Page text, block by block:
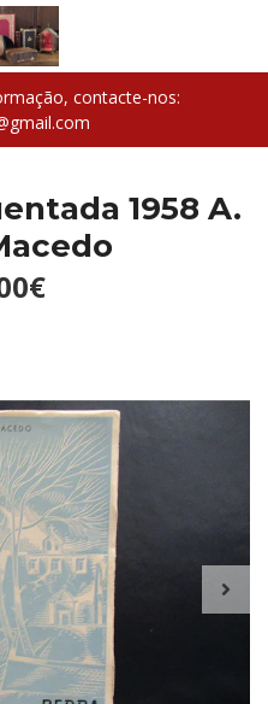
contacte-nos:
1958 A.